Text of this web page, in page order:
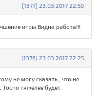
[1377] 23.03.2017 22:50
игры.Видна работа!!!
[1376] 23.03.2017 22:25
не могу сказать , что не
тяжелее будет.